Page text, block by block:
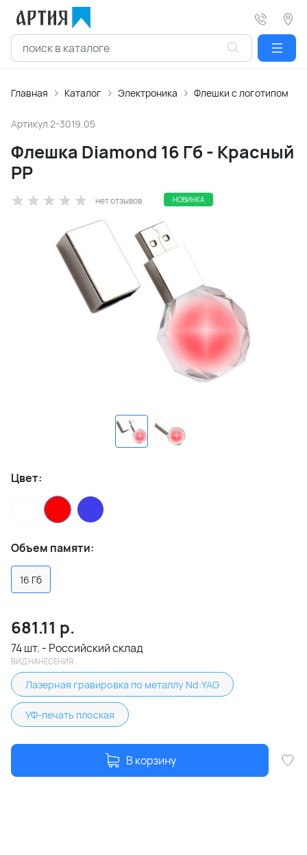
Главная Каталог Электроника Флешки с логотипом
Артикул 2-3019.05
Флешка Diamond 16 Гб - Красный
PP
нет отзывов НОВИНКА
Цвет:
Объем памяти:
16 Гб
681.11 р.
74 шт. - Российский склад
ВИД НАНЕСЕНИЯ
Лазерная гравировка по металлу Nd:YAG
УФ-печать плоская
В корзину